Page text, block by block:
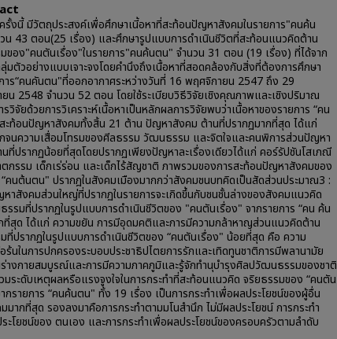
รั้งนี้ มีวัตถุประสงค์เพื่อศึกษาเนี้อหาที่สะท้อนปัญหาสังคมในรายการ"คนค้น
น 43 ตอน(25 เรื่อง) และศึกษารูปแบบการดำเนินชีวิตที่สะท้อนแนวคิดต้าน
ของ"คนตันเรื่อง"ในรายการ"คนค้นตน" จำนวน 31 ตอน (19 เรื่อง) ที่ได้จาก
มตัวอย่างแบบเจาะจงโดยคำนึงถึงเนื้อหาที่สอดคล้องกับสิ่งที่ต้องการศึกษา
าร“คนคันตน"ที่ออกอากาศระหว่างวันที่ 16 พฤศจิกายน 2547 ถึง 29
น 2548 จำนวน 52 ตอน โดยใช้ระเบียบวิธีวิจัยเชิงคุณภาพและเชิงปริมาณ
รวิจัยด้วยการวิเคราะห์เนื้อหาเป็นหลักผลการวิจัยพบว่าเนื้อหาของรายการ “คน
ท้อนปัญหาสังคมทั้งสิ้น 21 ต้าน ปัญหาสังคม ต้านที่ปรากฏมากที่สุด ได้แก่
จนความเสื่อมโทรมของศีลธรรม วัฒนธรรม และจิตใจและคนพิการส่วนปัญหา
ที่ปรากฏน้อยที่สุดโดยปรากฏเพียงปัญหาละเรื่องเดียวได้แก่ คอร์รัปชันโสเภณี
กรรม เด็กเร่ร่อน และเด็กไร้สัญชาติ ภาพรวมของการสะท้อนปัญหาสังคมของ
“คนต้นตน" ปรากฎในสังคมเมืองมากกว่าสังคมชนบทคิดเป็นสัดส่วนประมาณ3 :
าสังคมส่วนใหญ่ที่ปรากฏในรายการจะเกิดขึ้นกับชนชั้นล่างของสังคมแนวคิด
รรมที่ปรากฏในรูปแบบการดำเนินชีวิตของ "คนตันเรื่อง" จากรายการ “คน ค้น
สุด ได้แก่ ความขยัน การมีอุดมคติและการมีความกล้าหาญส่วนแนวคิดต้าน
ที่ปรากฏในรูปแบบการดำเนินชีวิตของ “คนตันเรื่อง" น้อยที่สุด คือ ความ
ร้นในการปกครองระบอบประชาธิปไตยการรักและเทิดทูนชาติการมีพลานามัย
างกายสมบูรณ์และการมีความภาคภูมิและรู้จักทำนุบำรุงศิลปวัฒนธรรมของชาติ
มระดับเหตุผลหรือแรงจูงใจในการกระทำที่สะท้อนแนวคิด จริยธรรมของ “คนตัน
กรายการ “คนค้นตน" ทั้ง 19 เรื่อง เป็นการกระทำเพื่อผลประโยชน์ของผู้อื่น
มากที่สุด รองลงมาคือการกระทำตามมโนสำนึก ไม่มีผลประโยชน์ การกระทำ
ะโยชน์ของ ตนเอง และการกระทำเพื่อผลประโยชน์ของครอบครัวตามลำดับ